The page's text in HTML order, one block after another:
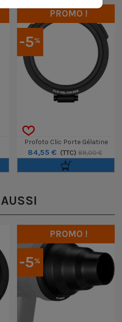
-5%
PROMO !
Profoto Clic Porte Gélatine
84,55 € (TTC) 89,00 €
-5%
PROMO !